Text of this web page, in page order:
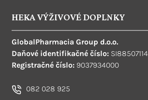
HEKA VÝŽIVOVÉ DOPLNKY
GlobalPharmacia Group d.o.o.
Daňové identifikačné číslo: SI88507114
Registračné číslo: 9037934000
082 028 925